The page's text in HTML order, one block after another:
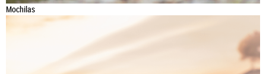
Mochilas